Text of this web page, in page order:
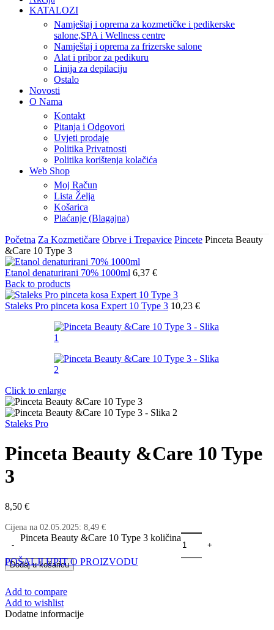
KATALOZI
Namještaj i oprema za kozmetičke i pedikerske
salone,SPA i Wellness centre
Namještaj i oprema za frizerske salone
Alat i pribor za pedikuru
Linija za depilaciju
Ostalo
Novosti
O Nama
Kontakt
Pitanja i Odgovori
Uvjeti prodaje
Politika Privatnosti
Politika korištenja kolačića
Web Shop
Moj Račun
Lista Želja
Košarica
Plaćanje (Blagajna)
Početna Za Kozmetičare Obrve i Trepavice Pincete Pinceta Beauty
&Care 10 Type 3
Etanol denaturirani 70% 1000ml 6,37 €
Back to products
Staleks Pro pinceta kosa Expert 10 Type 3 10,23 €
Click to enlarge
Staleks Pro
Pinceta Beauty &Care 10 Type
3
8,50 €
Cijena na 02.05.2025: 8,49 €
Pinceta Beauty &Care 10 Type 3 količina
Dodaj u košaricu
POŠALJI UPIT O PROIZVODU
Add to compare
Add to wishlist
Dodatne informacije